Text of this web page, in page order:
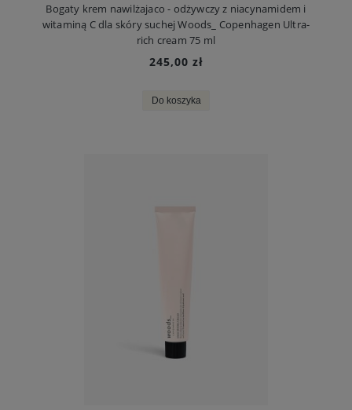
Bogaty krem nawilżajaco - odżywczy z niacynamidem i
witaminą C dla skóry suchej Woods_ Copenhagen Ultra-
rich cream 75 ml
245,00 zł
Do koszyka